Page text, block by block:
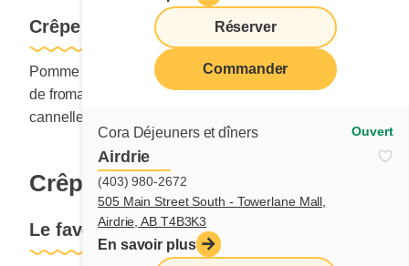
Réserver
Commander
Cora Déjeuners et dîners Ouvert
Airdrie
(403) 980-2672
505 Main Street South - Towerlane Mall,
Airdrie, AB T4B3K3
En savoir plus
Crêpe gourmandise aux pommes
Pomme Granny Smith, mélange de crème pâtissière et
de fromage à la crème, caramel salé, amandes rôties,
cannelle et bacon.
Crêpes salées
Le favori du grand patron